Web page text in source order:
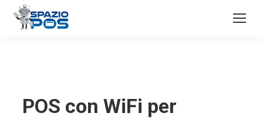
POS con WiFi per